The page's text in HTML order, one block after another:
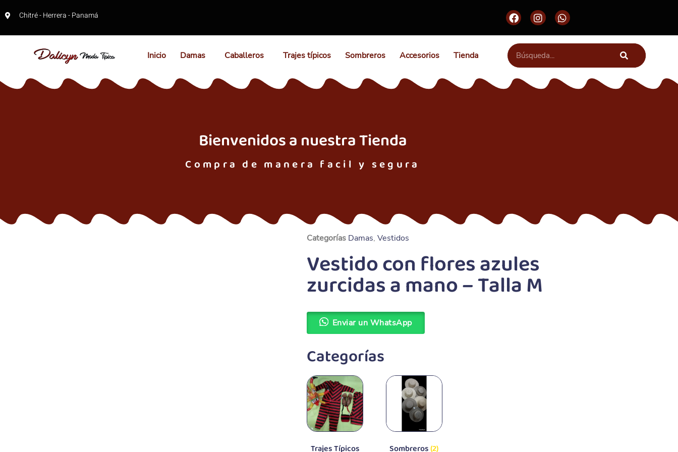
Chitré - Herrera - Panamá
Inicio Damas Caballeros Trajes típicos Sombreros Accesorios Tienda
Bienvenidos a nuestra Tienda
Compra de manera facil y segura
Categorías Damas,Vestidos
Vestido con flores azules
zurcidas a mano – Talla M
Enviar un WhatsApp
Categorías
Trajes Típicos Sombreros(2)